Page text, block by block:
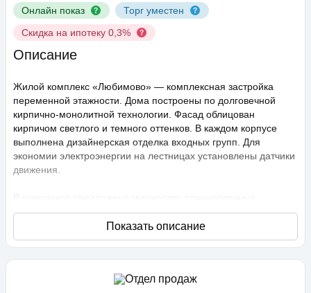
Онлайн показ
Торг уместен
Скидка на ипотеку 0,3%
Описание
Жилой комплекс «Любимово» — комплексная застройка
переменной этажности. Дома построены по долговечной
кирпично-монолитной технологии. Фасад облицован
кирпичом светлого и темного оттенков. В каждом корпусе
выполнена дизайнерская отделка входных групп. Для
экономии электроэнергии на лестницах установлены датчики
движения.
В комплексе предложено множество планировочных
решений: в наличии квартиры, как классического типа, так и
европланировки. Они сдаются с подчистовой отделкой,
высота потолков составляет 2,75 метра. В квартирах